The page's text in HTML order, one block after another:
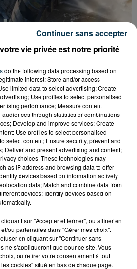
: LE PRÉFÊT PREND UN
À SOCHAUX, UNE
POUR NOS VERTS ?
vie privée est notre priorité
do the following data processing based on
interest: Store and/or access
limited data to select advertising; Create
Use profiles to select personalised
performance; Measure content
through statistics or combinations
Develop and improve services; Create
Use profiles to select personalised
select content; Ensure security, prevent and
Deliver and present advertising and content;
choices. These technologies may
as IP address and browsing data to offer
devices based on information actively
data; Match and combine data from
devices; Identify devices based on
sur "Accepter et fermer", ou affiner en
ou partenaires dans "Gérer mes choix".
en cliquant sur "Continuer sans
ne s'appliqueront que pour ce site. Vous
ou retirer votre consentement à tout
cookies" situé en bas de chaque page.
Continuer sans accepter